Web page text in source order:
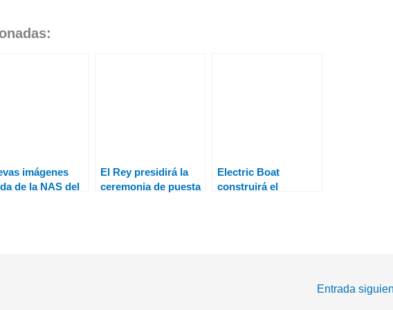
imágenes
de la NAS del
El Rey presidirá la
ceremonia de puesta
Electric Boat
construirá el
Entrada